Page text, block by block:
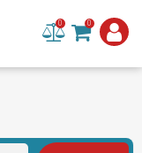
0 0